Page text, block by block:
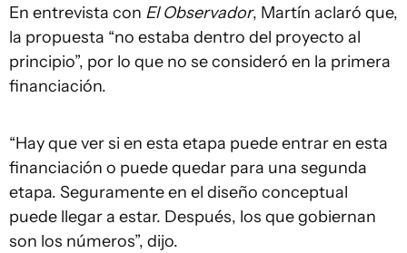
En entrevista con El Observador, Martín aclaró que,
la propuesta “no estaba dentro del proyecto al
principio”, por lo que no se consideró en la primera
financiación.
“Hay que ver si en esta etapa puede entrar en esta
financiación o puede quedar para una segunda
etapa. Seguramente en el diseño conceptual
puede llegar a estar. Después, los que gobiernan
son los números”, dijo.